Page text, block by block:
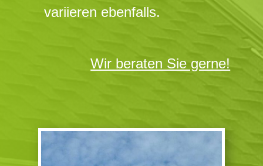
variieren ebenfalls.
Wir beraten Sie gerne!